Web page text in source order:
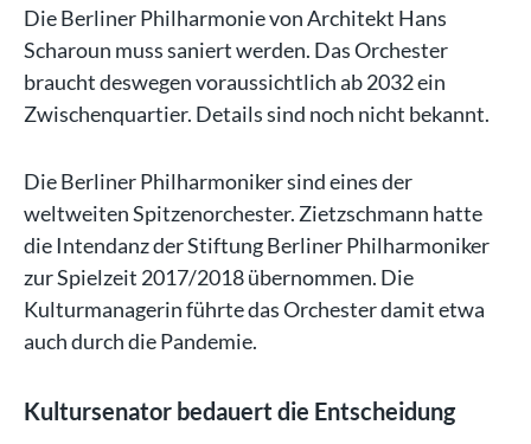
Die Berliner Philharmonie von Architekt Hans
Scharoun muss saniert werden. Das Orchester
braucht deswegen voraussichtlich ab 2032 ein
Zwischenquartier. Details sind noch nicht bekannt.
Die Berliner Philharmoniker sind eines der
weltweiten Spitzenorchester. Zietzschmann hatte
die Intendanz der Stiftung Berliner Philharmoniker
zur Spielzeit 2017/2018 übernommen. Die
Kulturmanagerin führte das Orchester damit etwa
auch durch die Pandemie.
Kultursenator bedauert die Entscheidung